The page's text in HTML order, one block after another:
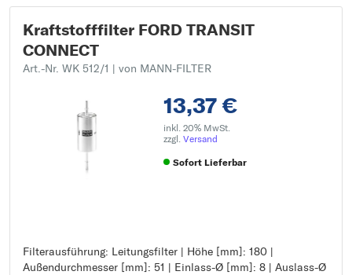
Kraftstofffilter FORD TRANSIT
CONNECT
Art.-Nr. WK 512/1 | von MANN-FILTER
13,37 €
inkl. 20% MwSt.
zzgl. Versand
Sofort Lieferbar
Filterausführung: Leitungsfilter | Höhe [mm]: 180 |
Außendurchmesser [mm]: 51 | Einlass-Ø [mm]: 8 | Auslass-Ø
Filterausführung: Leitungsfilter
Höhe [mm]: 180